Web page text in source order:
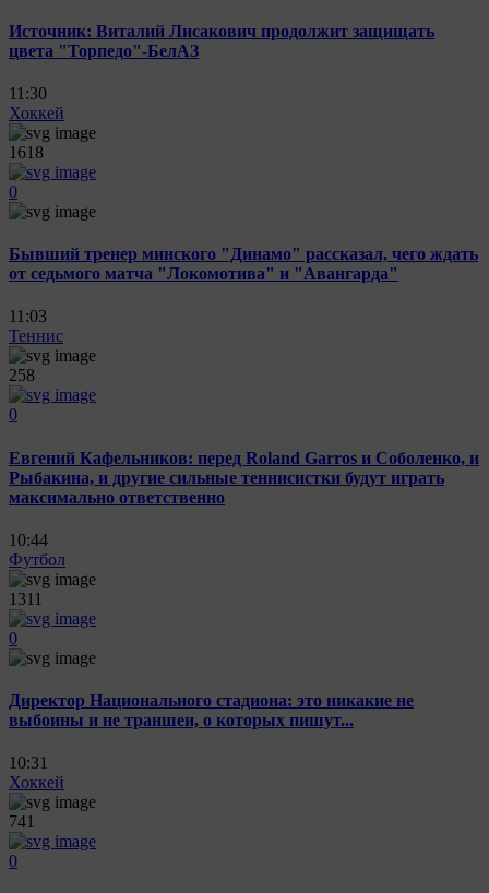
Источник: Виталий Лисакович продолжит защищать
цвета "Торпедо"-БелАЗ
11:30
Хоккей
1618
0
Бывший тренер минского "Динамо" рассказал, чего ждать
от седьмого матча "Локомотива" и "Авангарда"
11:03
Теннис
258
0
Евгений Кафельников: перед Roland Garros и Соболенко, и
Рыбакина, и другие сильные теннисистки будут играть
максимально ответственно
10:44
Футбол
1311
0
Директор Национального стадиона: это никакие не
выбоины и не траншеи, о которых пишут...
10:31
Хоккей
741
0